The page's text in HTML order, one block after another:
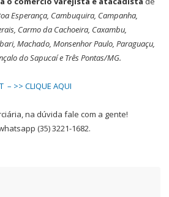
Esperança, Cambuquira, Campanha,
Carmo da Cachoeira, Caxambu,
Machado, Monsenhor Paulo, Paraguaçu,
do Sapucaí e Três Pontas/MG.
– >> CLIQUE AQUI
na dúvida fale com a gente!
(35) 3221-1682.